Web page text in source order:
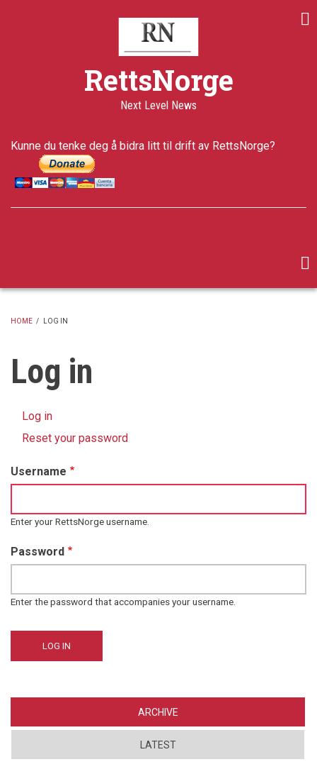
RettsNorge
Next Level News
Kunne du tenke deg å bidra litt til drift av RettsNorge?
HOME / LOG IN
Log in
Primary
Log in
tab)
Reset your password
Username
Enter your RettsNorge username.
Password
Enter the password that accompanies your username.
ARCHIVE
LATEST